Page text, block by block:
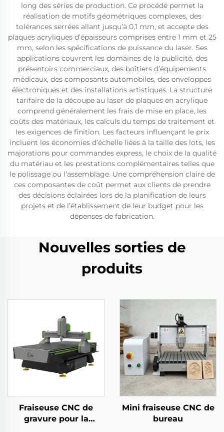
long des séries de production. Ce procédé permet la
réalisation de motifs géométriques complexes, des
tolérances serrées allant jusqu’à 0,1 mm, et accepte des
plaques acryliques d’épaisseurs comprises entre 1 mm et 25
mm, selon les spécifications de puissance du laser. Ses
applications couvrent les domaines de la publicité, des
présentoirs commerciaux, des boîtiers d’équipements
médicaux, des composants automobiles, des enveloppes
électroniques et des installations artistiques. La structure
tarifaire de la découpe au laser de plaques en acrylique
comprend généralement les frais de mise en place, les
coûts des matériaux, les calculs du temps de traitement et
les exigences de finition. Les facteurs influençant le prix
incluent les économies d’échelle liées à la taille des lots, les
majorations pour commandes express, le choix de la qualité
du matériau et les prestations complémentaires telles que
le polissage ou l’assemblage. Une compréhension claire de
ces composantes de coût permet aux clients de prendre
des décisions éclairées lors de la planification de leurs
projets et de l’établissement de leur budget pour les
dépenses de fabrication.
Nouvelles sorties de
produits
Fraiseuse CNC de
gravure pour la
Mini fraiseuse CNC de
bureau